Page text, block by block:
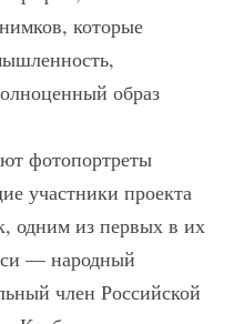
которые
образ
фотопортреты
участники проекта
одним из первых в их
— народный
член Российской